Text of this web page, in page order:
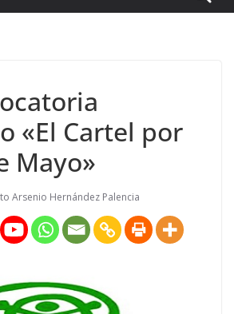
«El Cartel por
Arsenio Hernández Palencia